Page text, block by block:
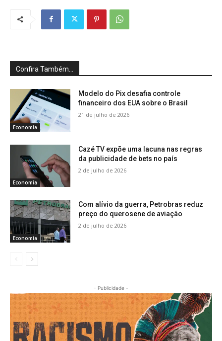
Confira Também...
Economia
Modelo do Pix desafia controle
financeiro dos EUA sobre o Brasil
21 de julho de 2026
Economia
Cazé TV expõe uma lacuna nas regras
da publicidade de bets no país
2 de julho de 2026
Economia
Com alívio da guerra, Petrobras reduz
preço do querosene de aviação
2 de julho de 2026
- Publicidade -